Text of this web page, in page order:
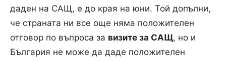
даден на САЩ, е до края на юни. Той допълни,
че страната ни все още няма положителен
отговор по въпроса за визите за САЩ, но и
България не може да даде положителен